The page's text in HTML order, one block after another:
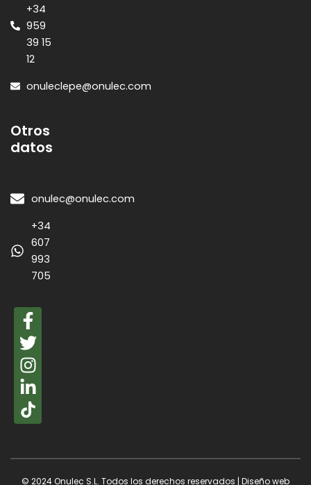
+34
959
39 15
12
onuleclepe@onulec.com
Otros
datos
onulec@onulec.com
+34
607
993
705
F
a
c
e
b
o
o
-
f
T
w
i
t
t
e
I
n
s
t
g
L
i
n
e
d
© 2024 Onulec S.L. Todos los derechos reservados | Diseño web